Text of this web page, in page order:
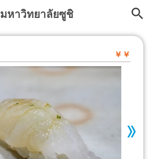
มหาวิทยาลัยซูชิ